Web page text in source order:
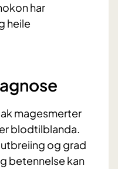
har
heile
magesmerter
blodtilblanda.
og grad
betennelse kan